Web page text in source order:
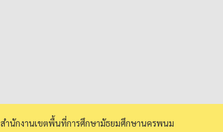
สำนักงานเขตพื้นที่การศึกษามัธยมศึกษานครพนม